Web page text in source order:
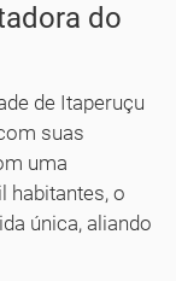
do
de Itaperuçu
suas
uma
habitantes, o
única, aliando